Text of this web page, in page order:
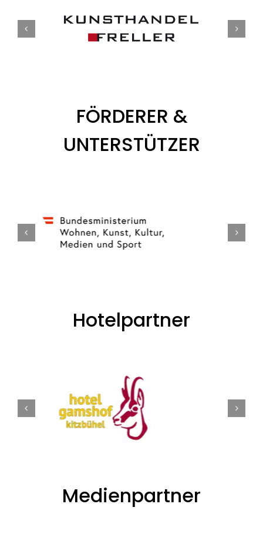
FÖRDERER &
UNTERSTÜTZER
Hotelpartner
Medienpartner